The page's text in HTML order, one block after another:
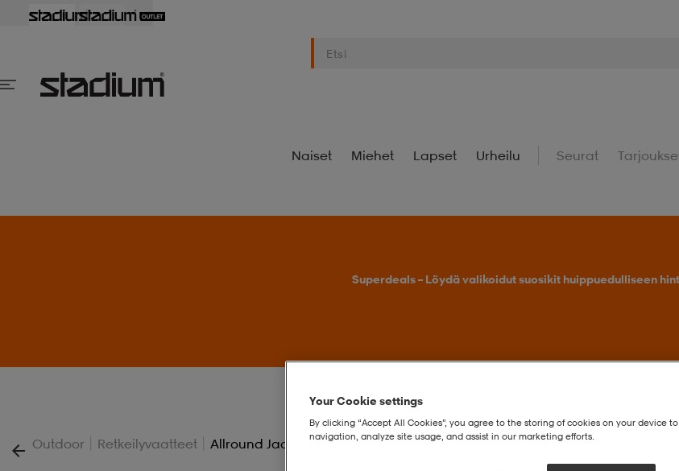
Naiset Miehet Lapset Urheilu Seurat
Superdeals – Löydä valikoidut suosikit huippuedulliseen
Outdoor | Retkeilyvaatteet | Allround Jacket 2, Sadetakki, Naisten
Your Cookie settings
By clicking “Accept All Cookies”, you agree to the storing of cookies on your device
navigation, analyze site usage, and assist in our marketing efforts.